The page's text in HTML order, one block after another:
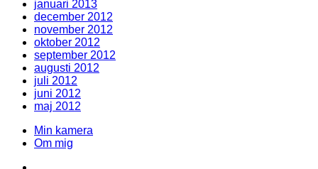
januari 2013
december 2012
november 2012
oktober 2012
september 2012
augusti 2012
juli 2012
juni 2012
maj 2012
Min kamera
Om mig